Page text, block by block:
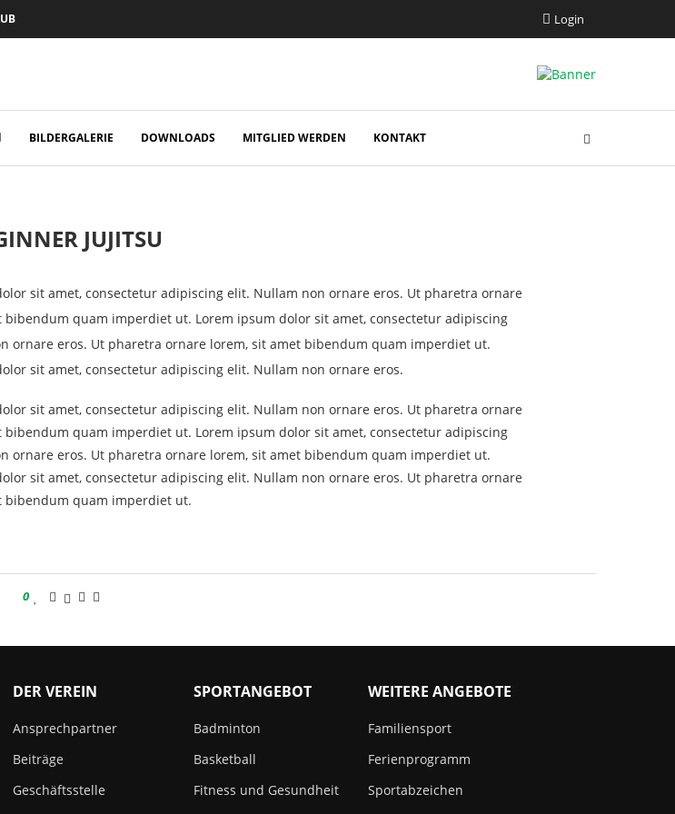
Login
BILDERGALERIE DOWNLOADS MITGLIED WERDEN KONTAKT
JUJITSU
sit amet, consectetur adipiscing elit. Nullam non ornare eros. Ut pharetra ornare
bibendum quam imperdiet ut. Lorem ipsum dolor sit amet, consectetur adipiscing
ornare eros. Ut pharetra ornare lorem, sit amet bibendum quam imperdiet ut.
sit amet, consectetur adipiscing elit. Nullam non ornare eros.
sit amet, consectetur adipiscing elit. Nullam non ornare eros. Ut pharetra ornare
bibendum quam imperdiet ut. Lorem ipsum dolor sit amet, consectetur adipiscing
ornare eros. Ut pharetra ornare lorem, sit amet bibendum quam imperdiet ut.
sit amet, consectetur adipiscing elit. Nullam non ornare eros. Ut pharetra ornare
bibendum quam imperdiet ut.
0
DER VEREIN
Ansprechpartner
Beiträge
Geschäftsstelle
SPORTANGEBOT
Badminton
Basketball
Fitness und Gesundheit
WEITERE ANGEBOTE
Familiensport
Ferienprogramm
Sportabzeichen